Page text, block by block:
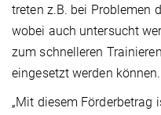
treten z.B. bei Problemen
wobei auch untersucht
zum schnelleren
eingesetzt werden können.
„Mit diesem Förderbetrag